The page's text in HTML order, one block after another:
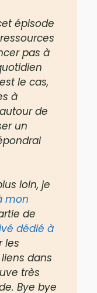
épisode
pas à
le cas,
à
de
un
loin, je
mon
de
dédié à
les
dans
très
Bye bye